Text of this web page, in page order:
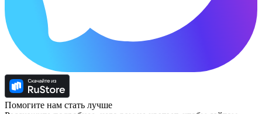
Помогите нам стать лучше